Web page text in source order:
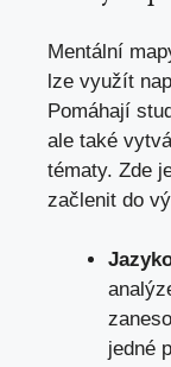
Mentální
lze využít
Pomáhají
ale také
tématy. Zde
začlenit do
jedné